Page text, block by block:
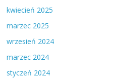
kwiecień 2025
marzec 2025
wrzesień 2024
marzec 2024
styczeń 2024